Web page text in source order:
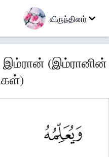
விருந்தினர்
இம்ரான் (இம்ரானின்